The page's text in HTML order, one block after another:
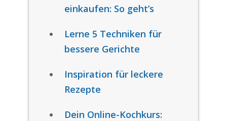
einkaufen: So geht’s
Lerne 5 Techniken für
bessere Gerichte
Inspiration für leckere
Rezepte
Dein Online-Kochkurs: